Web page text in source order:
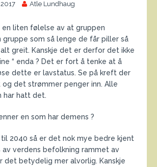
Atle Lundhaug
liten følelse av at gruppen
som så lenge de får piller så
greit. Kanskje det er derfor det ikke
“ enda ? Det er fort å tenke at å
dette er lavstatus. Se på kreft der
det strømmer penger inn. Alle
har hatt det.
en som har demens ?
til 2040 så er det nok mye bedre kjent
av verdens befolkning rammet av
det betydelig mer alvorlig. Kanskje